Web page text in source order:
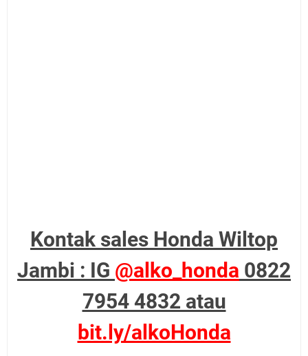
Kontak sales Honda Wiltop
Jambi : IG @alko_honda 0822
7954 4832 atau
bit.ly/alkoHonda